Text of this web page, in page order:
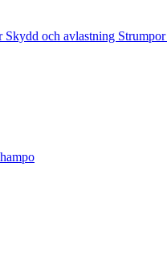
Skydd och avlastning Strumpor